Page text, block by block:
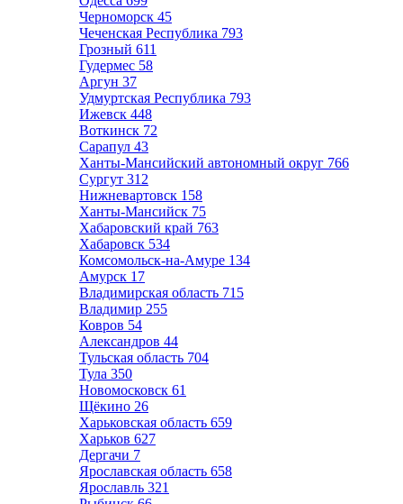
Черноморск 45
Чеченская Республика 793
Грозный 611
Гудермес 58
Аргун 37
Удмуртская Республика 793
Ижевск 448
Воткинск 72
Сарапул 43
Ханты-Мансийский автономный округ 766
Сургут 312
Нижневартовск 158
Ханты-Мансийск 75
Хабаровский край 763
Хабаровск 534
Комсомольск-на-Амуре 134
Амурск 17
Владимирская область 715
Владимир 255
Ковров 54
Александров 44
Тульская область 704
Тула 350
Новомосковск 61
Щёкино 26
Харьковская область 659
Харьков 627
Дергачи 7
Ярославская область 658
Ярославль 321